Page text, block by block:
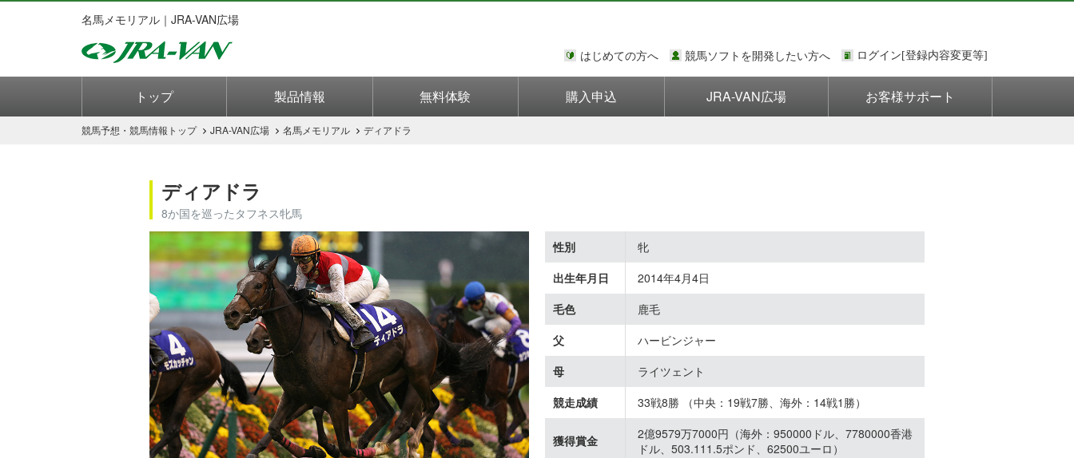
名馬メモリアル｜JRA-VAN広場
はじめての方へ 競馬ソフトを開発したい方へ
トップ 製品情報 無料体験 購入申込 JRA-VAN広場 お客様サポート
競馬予想・競馬情報 トップ JRA-VAN広場 名馬メモリアル ディアドラ
ディアドラ
8か国を巡ったタフネス牝馬
性別
牝
出生年月日
2014年4月4日
毛色
鹿毛
父
ハービンジャー
母
ライツェント
競走成績
33戦8勝 （中央：19戦7勝、海外：14戦1勝）
獲得賞金
2億9579万7000円（海外：950000ドル、7780000香港
ドル、503.111.5ポンド、62500ユーロ）